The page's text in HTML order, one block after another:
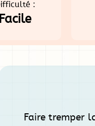
:
Facile
Faire tremper